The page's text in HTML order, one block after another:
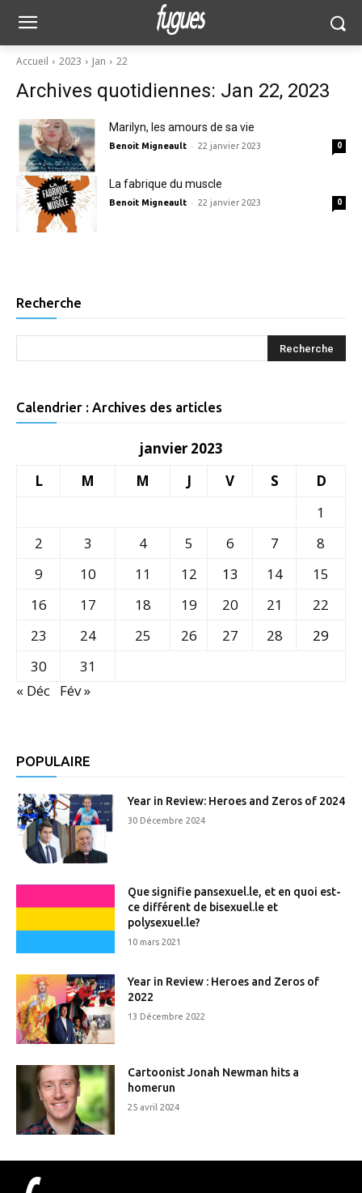
Accueil 2023 Jan 22
Archives quotidiennes: Jan 22, 2023
Marilyn, les amours de sa vie
Benoit Migneault - 22 janvier 2023 0
La fabrique du muscle
Benoit Migneault - 22 janvier 2023 0
Recherche
Calendrier : Archives des articles
janvier 2023
L
M M J V S
D
1
2
3 4 5 6 7
8
9
10 11 12 13 14
15
16
17 18 19 20 21
22
23
24 25 26 27 28
29
30
31
« Déc Fév »
POPULAIRE
Year in Review: Heroes and Zeros of 2024
30 Décembre 2024
Que signifie pansexuel.le, et en quoi est-
ce différent de bisexuel.le et
polysexuel.le?
10 mars 2021
Year in Review : Heroes and Zeros of
2022
13 Décembre 2022
Cartoonist Jonah Newman hits a
homerun
25 avril 2024